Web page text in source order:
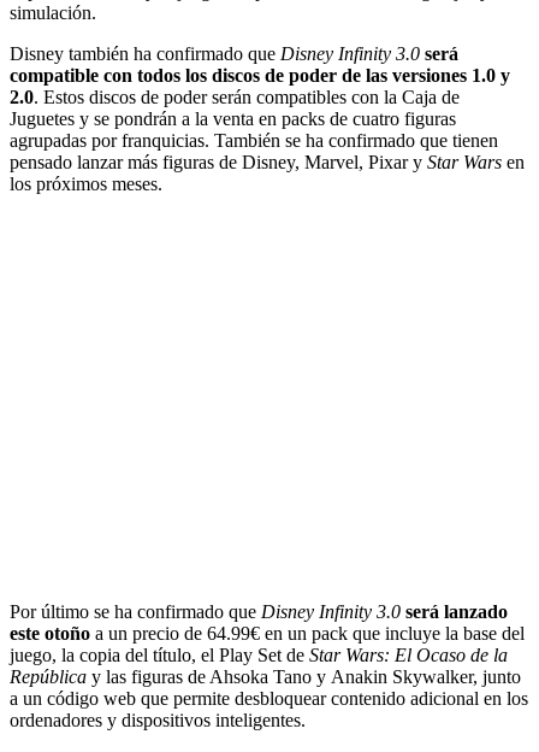
simulación.
Disney también ha confirmado que Disney Infinity 3.0 será
compatible con todos los discos de poder de las versiones 1.0 y
2.0. Estos discos de poder serán compatibles con la Caja de
Juguetes y se pondrán a la venta en packs de cuatro figuras
agrupadas por franquicias. También se ha confirmado que tienen
pensado lanzar más figuras de Disney, Marvel, Pixar y Star Wars en
los próximos meses.
Por último se ha confirmado que Disney Infinity 3.0 será lanzado
este otoño a un precio de 64.99€ en un pack que incluye la base del
juego, la copia del título, el Play Set de Star Wars: El Ocaso de la
República y las figuras de Ahsoka Tano y Anakin Skywalker, junto
a un código web que permite desbloquear contenido adicional en los
ordenadores y dispositivos inteligentes.